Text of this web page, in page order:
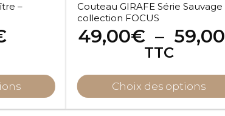
–
Couteau GIRAFE Série Sauvage
collection FOCUS
49,00€ – 59,00
TTC
Choix des options
la
page
du